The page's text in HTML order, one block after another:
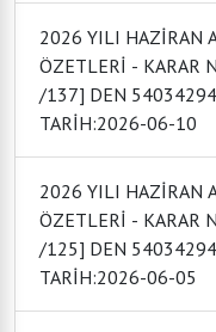
2026 YILI HAZİRAN
ÖZETLERİ - KARAR NO: 54034294.105.04 - [ 06
/137] DEN 54034294.105.04 - [ 06 /145] E KADAR -
TARİH:2026-06-10
2026 YILI HAZİRAN
ÖZETLERİ - KARAR NO: 54034294.105.04 - [ 06
/125] DEN
TARİH:2026-06-05